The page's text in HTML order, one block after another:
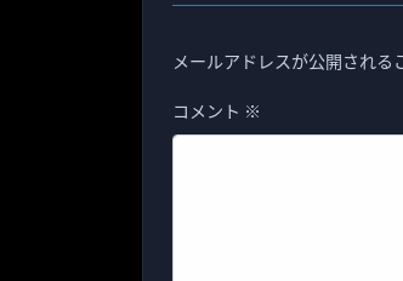
メールアドレスが公開される
コメント ※